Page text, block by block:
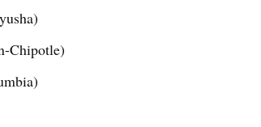
Chipotle)